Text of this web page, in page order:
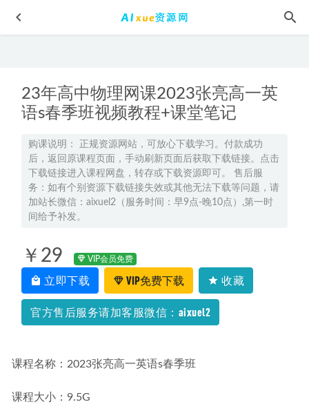
23年高中物理网课2023张亮高一英
语s春季班视频教程+课堂笔记
购课说明： 正规资源网站，可放心下载学习。付款成功
后，返回原课程页面，手动刷新页面后获取下载链接。点击
下载链接进入课程网盘，转存或下载资源即可。 售后服
务：如有个别资源下载链接失效或其他无法下载等问题，请
加站长微信：aixuel2（服务时间：早9点-晚10点）,第一时
间给予补发。
￥29 VIP会员免费
立即下载 VIP免费下载 收藏
官方售后服务请加客服微信：aixuel2
课程名称：2023张亮高一英语s春季班
课程大小：9.5G
AE CC入门零基础教学影视合成与特效视频教程,百度网盘资
源打包下载 2021-09-25
2020学而思初二网课教程寒假班- 语文/数学/英语/物理等
2022-12-05
2025张亚柔高二语文a+上学期秋季班
2023谭梦云高三数学a+秋季班视频教程+讲义-高考一轮复习
网课资源下载 2022-10-05